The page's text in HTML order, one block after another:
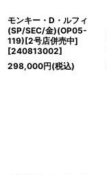
モンキー・D・ルフィ
(SP/SEC/金)(OP05-
119)[2号店併売中]
[240813002]
298,000円(税込)